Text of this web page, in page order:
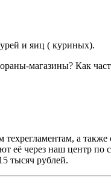
и яиц ( куриных).
магазины? Как
а
её через наш центр по
тысяч рублей.